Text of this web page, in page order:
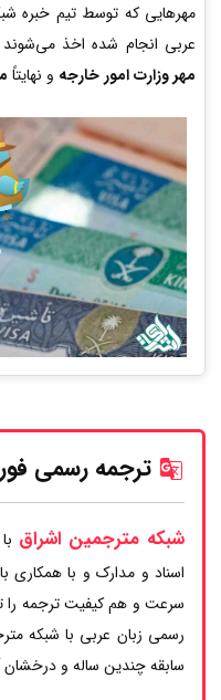
مهرهایی که توسط تیم خبره
عربی انجام شده اخذ می‌شوند
مهر وزارت امور خارجه و نهایتاً
ترجمه رسمی
شبکه مترجمین اشراق
اسناد و مدارک و با
سرعت و هم کیفیت ترجمه را
رسمی زبان عربی با شبکه
سابقه چندین ساله و